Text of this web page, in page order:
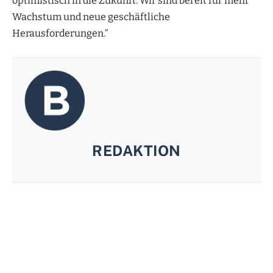
Wachstum und neue geschäftliche
Herausforderungen.“
REDAKTION